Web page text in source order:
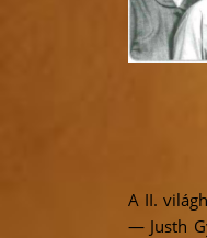
A II.
— Justh